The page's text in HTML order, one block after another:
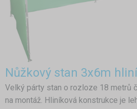
Nůžkový stan 3x6m
Velký párty stan o rozloze 18 metrů
na montáž. Hliníková konstrukce je